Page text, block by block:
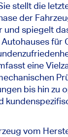
stellt die
der
und spiegelt
für
eine
bis hin zu
vom